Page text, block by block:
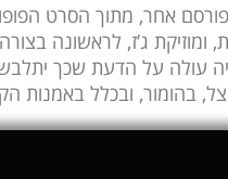
אחר, מתוך הסרט
ומוזיקת ג’ז, לראשונה
עולה על הדעת שכך
בהומור, ובכלל באמנות